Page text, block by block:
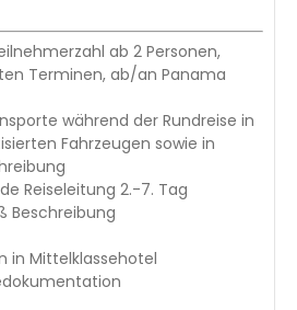
ab 2 Personen,
Terminen, ab/an Panama
während der Rundreise in
Fahrzeugen sowie in
Reiseleitung 2.-7. Tag
Beschreibung
in Mittelklassehotel